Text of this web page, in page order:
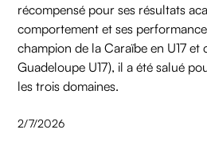
récompensé pour ses résultats
comportement et ses
champion de la Caraïbe en U17 et
Guadeloupe U17), il a été salué
les trois domaines.
2/7/2026